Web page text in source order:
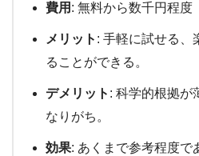
費用 : 無料から数千円程度
メリット : 手軽に試せる、
ることができる。
デメリット : 科学的根拠が
なりがち。
効果: あくまで参考程度で